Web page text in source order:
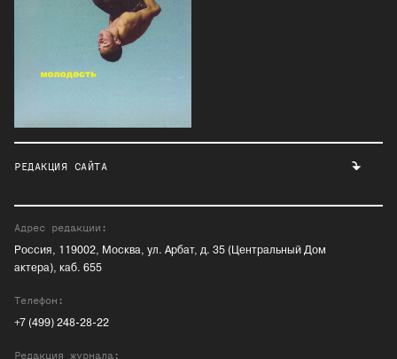
РЕДАКЦИЯ САЙТА
Адрес редакции:
Россия, 119002, Москва, ул. Арбат, д. 35 (Центральный Дом
актера), каб. 655
Телефон:
+7 (499) 248-28-22
Редакция журнала: